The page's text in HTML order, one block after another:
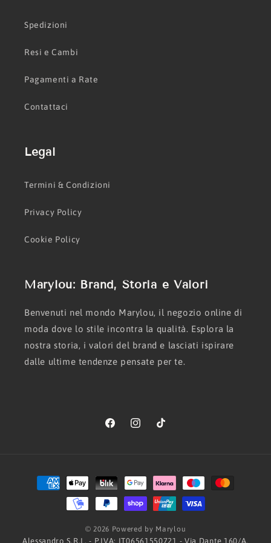
Spedizioni
Resi e Cambi
Pagamenti a Rate
Contattaci
Legal
Termini & Condizioni
Privacy Policy
Cookie Policy
Marylou: Brand, Storia e Valori
Benvenuti nel mondo Marylou, il negozio online di
moda dove lo stile incontra la qualità. Esplora la
nostra storia, i valori del brand e lasciati ispirare
dalle ultime tendenze pensate per te.
FacebookInstagramTikTok
Metodi
di
pagamento
© 2026 Powered by Marylou
Alessandro S.R.L. - P.IVA: IT06561550721 - Via Dante 160/A,